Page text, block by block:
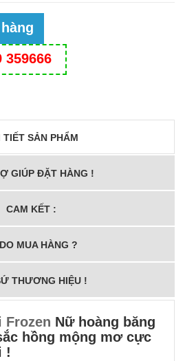
359666
TIẾT SẢN PHẨM
GIÚP ĐẶT HÀNG !
CAM KẾT :
MUA HÀNG ?
THƯƠNG HIỆU !
Frozen Nữ hoàng băng
hồng mộng mơ cực
!